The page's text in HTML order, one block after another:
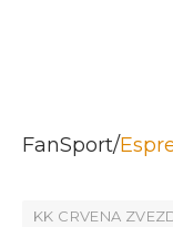
FanSport/
KK CRVENA